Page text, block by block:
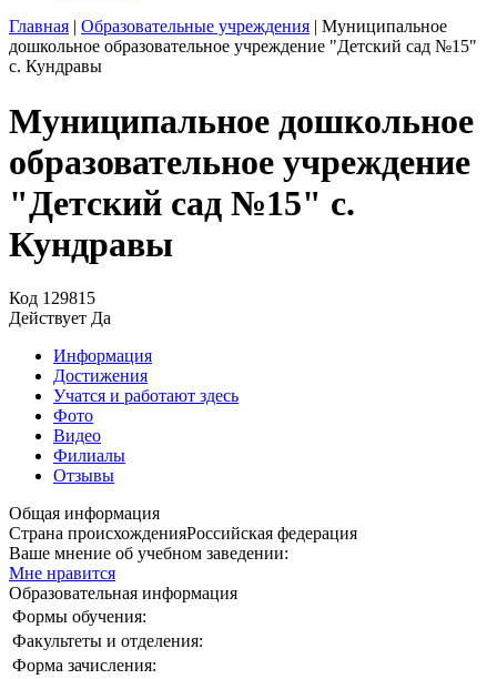
Главная | Образовательные учреждения | Муниципальное
дошкольное образовательное учреждение "Детский сад №15"
с. Кундравы
Муниципальное дошкольное
образовательное учреждение
"Детский сад №15" с.
Кундравы
Код 129815
Действует Да
Информация
Достижения
Учатся и работают здесь
Фото
Видео
Филиалы
Отзывы
Общая информация
Страна происхожденияРоссийская федерация
Ваше мнение об учебном заведении:
Мне нравится
Образовательная информация
Формы обучения:
Факультеты и отделения:
Форма зачисления: